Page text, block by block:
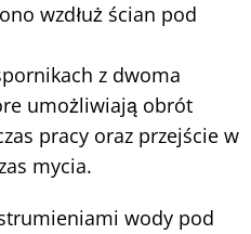
wzdłuż ścian pod
z dwoma
umożliwiają obrót
pracy oraz przejście w
mycia.
wody pod